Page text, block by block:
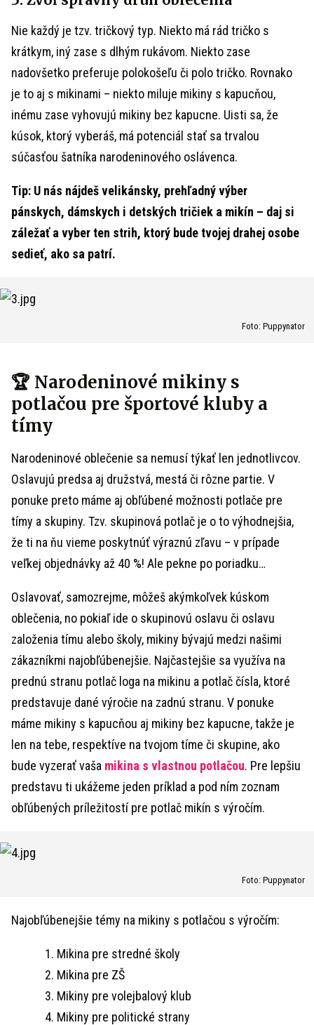
Nie každý je tzv. tričkový typ. Niekto má rád tričko s
krátkym, iný zase s dlhým rukávom. Niekto zase
nadovšetko preferuje polokošeľu či polo tričko. Rovnako
je to aj s mikinami – niekto miluje mikiny s kapucňou,
inému zase vyhovujú mikiny bez kapucne. Uisti sa, že
kúsok, ktorý vyberáš, má potenciál stať sa trvalou
súčasťou šatníka narodeninového oslávenca.
Tip: U nás nájdeš velikánsky, prehľadný výber
pánskych, dámskych i detských tričiek a mikín – daj si
záležať a vyber ten strih, ktorý bude tvojej drahej osobe
sedieť, ako sa patrí.
Foto: Puppynator
🏆 Narodeninové mikiny s
potlačou pre športové kluby a
tímy
Narodeninové oblečenie sa nemusí týkať len jednotlivcov.
Oslavujú predsa aj družstvá, mestá či rôzne partie. V
ponuke preto máme aj obľúbené možnosti potlače pre
tímy a skupiny. Tzv. skupinová potlač je o to výhodnejšia,
že ti na ňu vieme poskytnúť výraznú zľavu – v prípade
veľkej objednávky až 40 %! Ale pekne po poriadku…
Oslavovať, samozrejme, môžeš akýmkoľvek kúskom
oblečenia, no pokiaľ ide o skupinovú oslavu či oslavu
založenia tímu alebo školy, mikiny bývajú medzi našimi
zákazníkmi najobľúbenejšie. Najčastejšie sa využíva na
prednú stranu potlač loga na mikinu a potlač čísla, ktoré
predstavuje dané výročie na zadnú stranu. V ponuke
máme mikiny s kapucňou aj mikiny bez kapucne, takže je
len na tebe, respektíve na tvojom tíme či skupine, ako
bude vyzerať vaša mikina s vlastnou potlačou. Pre lepšiu
predstavu ti ukážeme jeden príklad a pod ním zoznam
obľúbených príležitostí pre potlač mikín s výročím.
Foto: Puppynator
Najobľúbenejšie témy na mikiny s potlačou s výročím:
Mikina pre stredné školy
Mikina pre ZŠ
Mikiny pre volejbalový klub
Mikiny pre politické strany